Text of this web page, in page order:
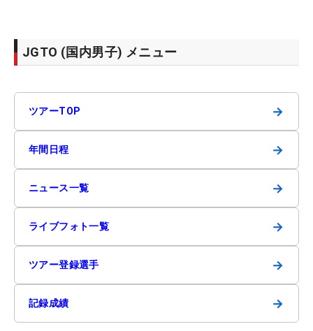
JGTO (国内男子) メニュー
ツアーTOP →
年間日程 →
ニュース一覧 →
ライブフォト一覧 →
ツアー登録選手 →
記録成績 →